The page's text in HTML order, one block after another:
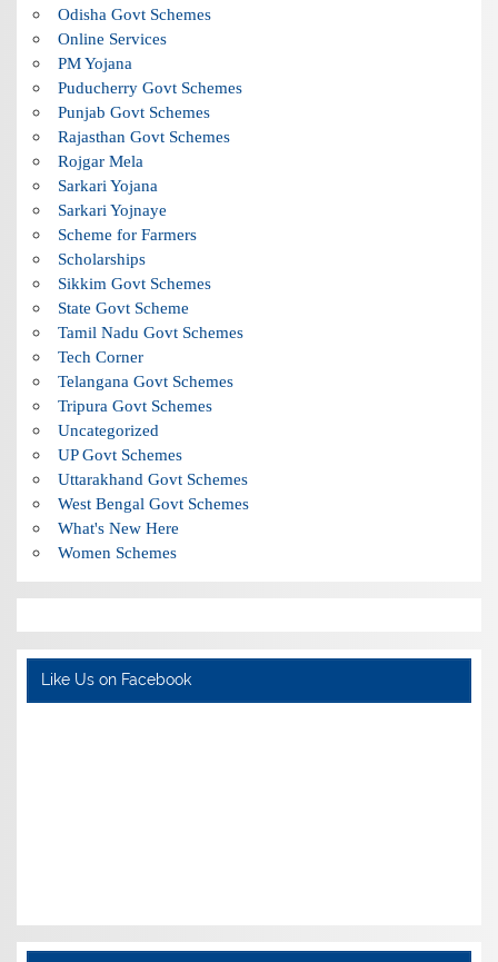
Odisha Govt Schemes
Online Services
PM Yojana
Puducherry Govt Schemes
Punjab Govt Schemes
Rajasthan Govt Schemes
Rojgar Mela
Sarkari Yojana
Sarkari Yojnaye
Scheme for Farmers
Scholarships
Sikkim Govt Schemes
State Govt Scheme
Tamil Nadu Govt Schemes
Tech Corner
Telangana Govt Schemes
Tripura Govt Schemes
Uncategorized
UP Govt Schemes
Uttarakhand Govt Schemes
West Bengal Govt Schemes
What's New Here
Women Schemes
Like Us on Facebook